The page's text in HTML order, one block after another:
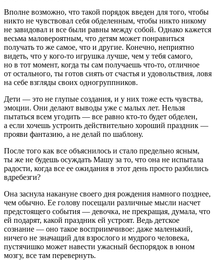
Вполне возможно, что такой порядок введен для того, чтобы
никто не чувствовал себя обделенным, чтобы никто никому
не завидовал и все были равны между собой. Однако кажется
весьма маловероятным, что детям может понравиться
получать то же самое, что и другие. Конечно, неприятно
видеть, что у кого-то игрушка лучше, чем у тебя самого,
но в тот момент, когда ты сам получаешь что-то, отличное
от остального, ты готов сиять от счастья и удовольствия, ловя
на себе взгляды своих одногруппников.
Дети — это не глупые создания, и у них тоже есть чувства,
эмоции. Они делают выводы уже с малых лет. Нельзя
пытаться всем угодить — все равно кто-то будет обделен,
а если хочешь устроить действительно хороший праздник —
прояви фантазию, а не делай по шаблону.
После того как все объяснилось и стало предельно ясным,
ты же не будешь осуждать Машу за то, что она не испытала
радости, когда все ее ожидания в этот день просто разбились
вдребезги?
Она заснула накануне своего дня рождения намного позднее,
чем обычно. Ее голову посещали различные мысли насчет
предстоящего события — девочка, не прекращая, думала, что
ей подарят, какой праздник ей устроят. Ведь детское
сознание — оно такое восприимчивое: даже маленький,
ничего не значащий для взрослого и мудрого человека,
пустячишко может навести ужасный беспорядок в юном
мозгу, все там перевернуть.